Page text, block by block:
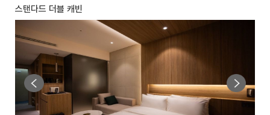
스탠다드 더블 캐빈